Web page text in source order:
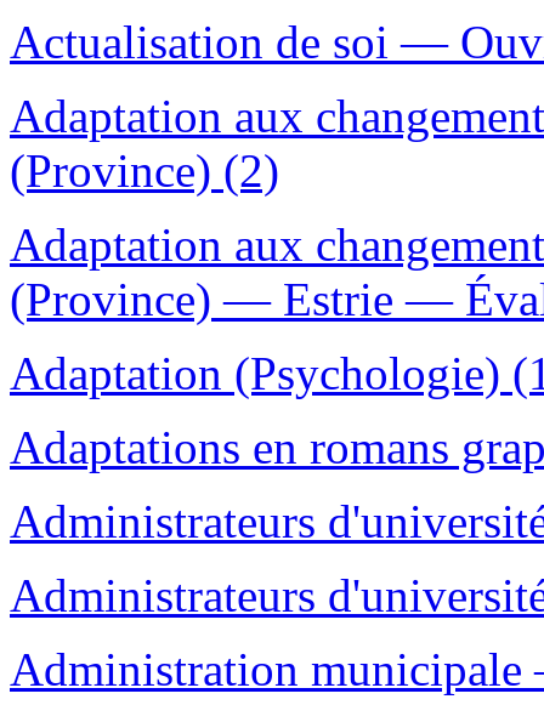
Actualisation de soi —
Adaptation aux
(Province) (2)
Adaptation aux
(Province) — Estrie —
Adaptation (Psychologie)
Adaptations en romans
Administrateurs
Administrateurs
Administration